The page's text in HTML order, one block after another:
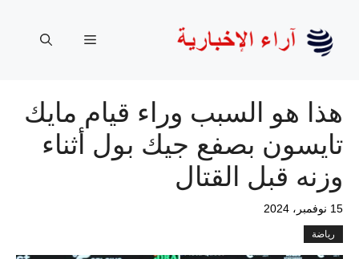
المحتوى
القائمة
هذا هو السبب وراء قيام مايك
تايسون بصفع جيك بول أثناء
وزنه قبل القتال
15 نوفمبر، 2024
رياضة